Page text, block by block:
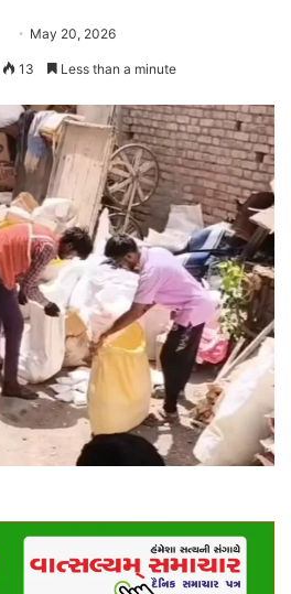
May 20, 2026
13 Less than a minute